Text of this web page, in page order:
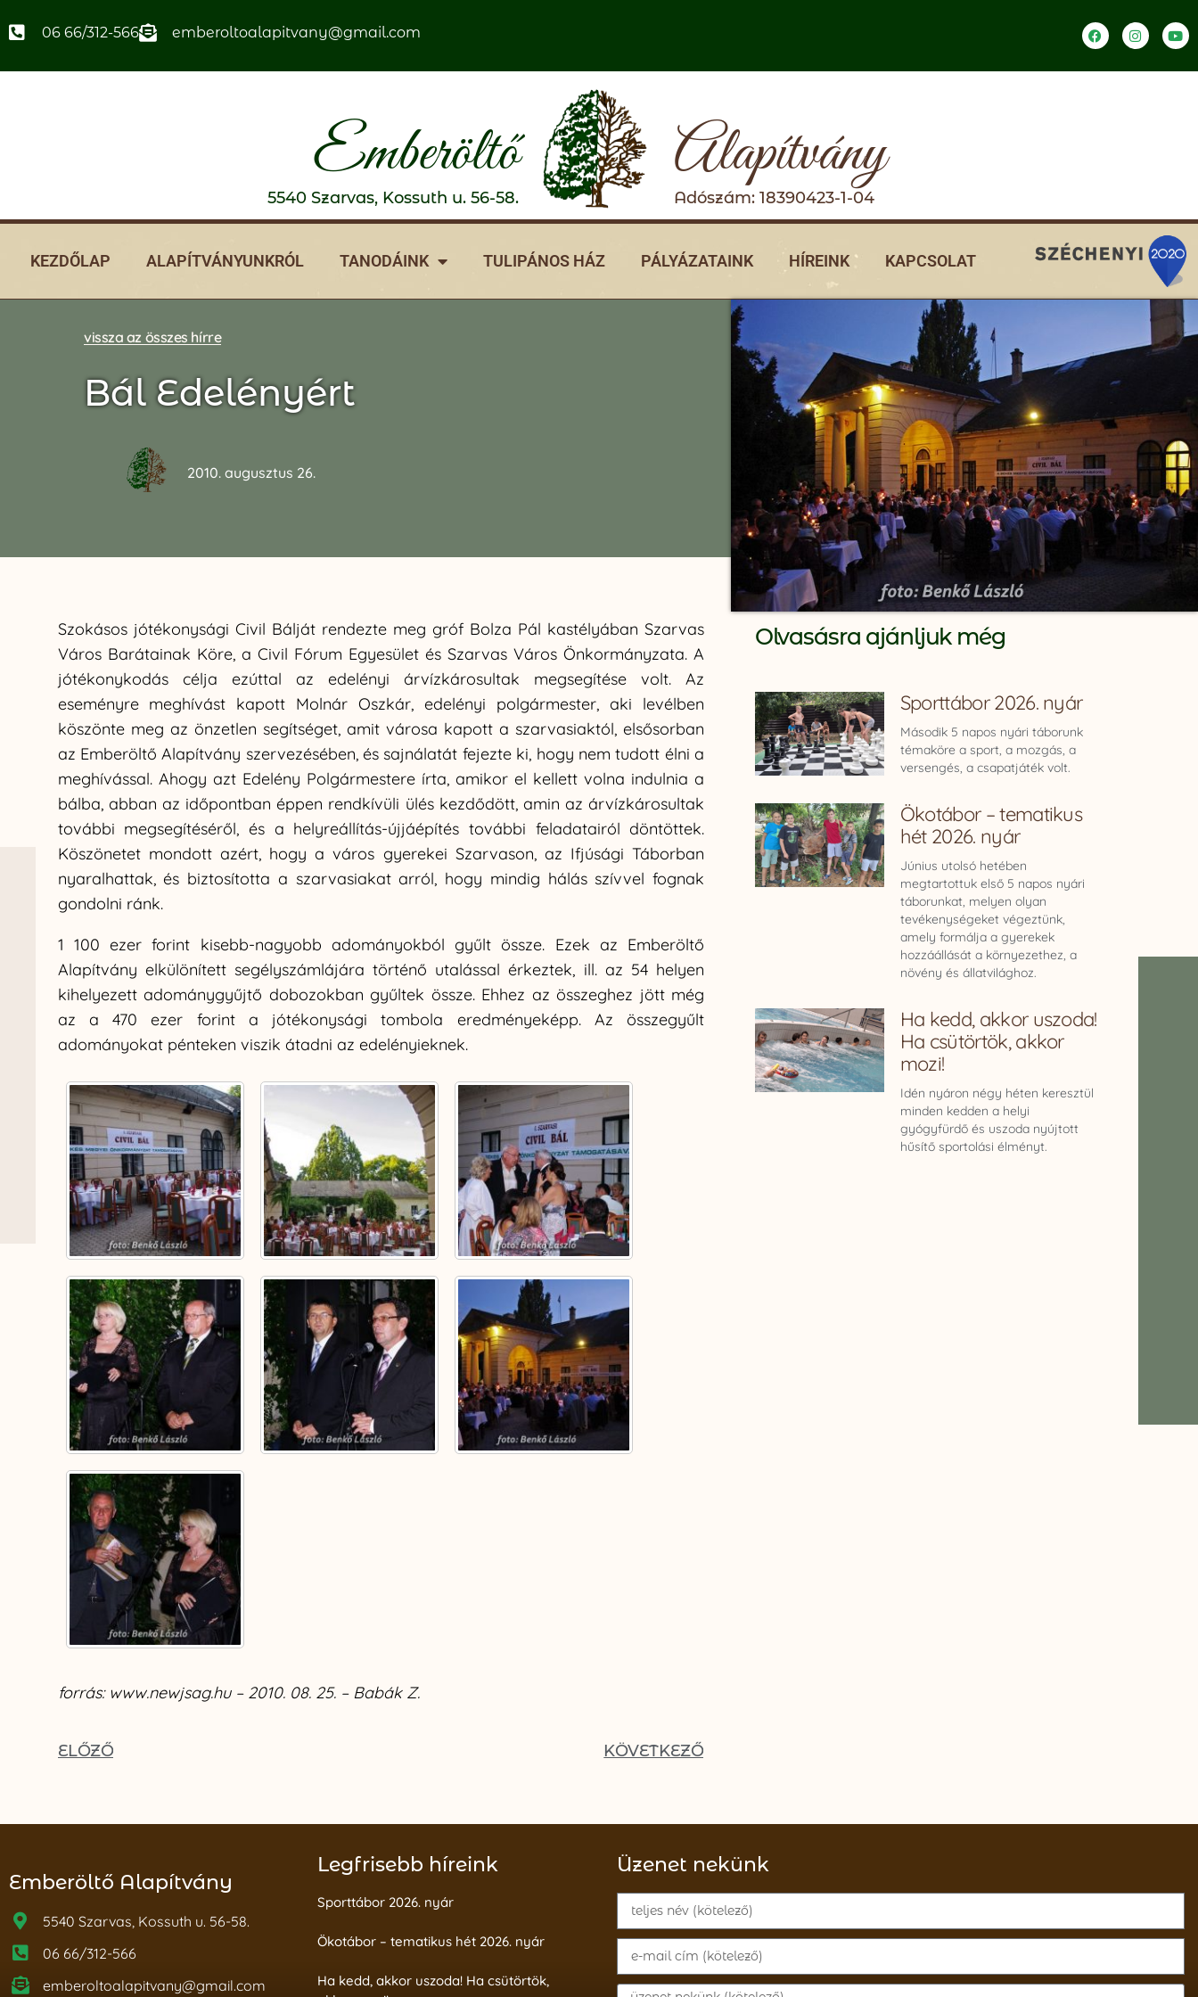
06 66/312-566 emberoltoalapitvany@gmail.com
Emberöltő Alapítvány
5540 Szarvas, Kossuth u. 56-58. Adószám: 18390423-1-04
KEZDŐLAP ALAPÍTVÁNYUNKRÓL TANODÁINK TULIPÁNOS HÁZ PÁLYÁZATAINK HÍREINK KAPCSOLAT
vissza az összes hírre
Bál Edelényért
2010. augusztus 26.
Szokásos jótékonysági Civil Bálját rendezte meg gróf Bolza Pál kastélyában Szarvas
Város Barátainak Köre, a Civil Fórum Egyesület és Szarvas Város Önkormányzata. A
jótékonykodás célja ezúttal az edelényi árvízkárosultak megsegítése volt. Az
eseményre meghívást kapott Molnár Oszkár, edelényi polgármester, aki levélben
köszönte meg az önzetlen segítséget, amit városa kapott a szarvasiaktól, elsősorban
az Emberöltő Alapítvány szervezésében, és sajnálatát fejezte ki, hogy nem tudott élni a
meghívással. Ahogy azt Edelény Polgármestere írta, amikor el kellett volna indulnia a
bálba, abban az időpontban éppen rendkívüli ülés kezdődött, amin az árvízkárosultak
további megsegítéséről, és a helyreállítás-újjáépítés további feladatairól döntöttek.
Köszönetet mondott azért, hogy a város gyerekei Szarvason, az Ifjúsági Táborban
nyaralhattak, és biztosította a szarvasiakat arról, hogy mindig hálás szívvel fognak
gondolni ránk.
1 100 ezer forint kisebb-nagyobb adományokból gyűlt össze. Ezek az Emberöltő
Alapítvány elkülönített segélyszámlájára történő utalással érkeztek, ill. az 54 helyen
kihelyezett adománygyűjtő dobozokban gyűltek össze. Ehhez az összeghez jött még
az a 470 ezer forint a jótékonysági tombola eredményeképp. Az összegyűlt
adományokat pénteken viszik átadni az edelényieknek.
forrás: www.newjsag.hu – 2010. 08. 25. – Babák Z.
ELŐZŐ KÖVETKEZŐ
Olvasásra ajánljuk még
Sporttábor 2026. nyár
Második 5 napos nyári táborunk
témaköre a sport, a mozgás, a
versengés, a csapatjáték volt.
Ökotábor – tematikus
hét 2026. nyár
Június utolsó hetében
megtartottuk első 5 napos nyári
táborunkat, melyen olyan
tevékenységeket végeztünk,
amely formálja a gyerekek
hozzáállását a környezethez, a
növény és állatvilághoz.
Ha kedd, akkor uszoda!
Ha csütörtök, akkor
mozi!
Idén nyáron négy héten keresztül
minden kedden a helyi
gyógyfürdő és uszoda nyújtott
hűsítő sportolási élményt.
Emberöltő Alapítvány
5540 Szarvas, Kossuth u. 56-58.
06 66/312-566
emberoltoalapitvany@gmail.com
Legfrisebb híreink
Sporttábor 2026. nyár
Ökotábor – tematikus hét 2026. nyár
Ha kedd, akkor uszoda! Ha csütörtök,
Üzenet nekünk